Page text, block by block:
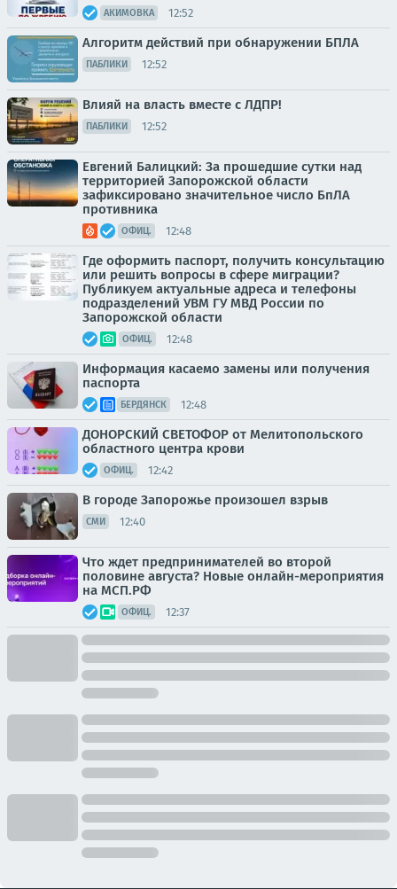
АКИМОВКА 12:52
Алгоритм действий при обнаружении БПЛА
ПАБЛИКИ 12:52
Влияй на власть вместе с ЛДПР!
ПАБЛИКИ 12:52
Евгений Балицкий: За прошедшие сутки над
территорией Запорожской области
зафиксировано значительное число БпЛА
противника
ОФИЦ. 12:48
Где оформить паспорт, получить консультацию
или решить вопросы в сфере миграции?
Публикуем актуальные адреса и телефоны
подразделений УВМ ГУ МВД России по
Запорожской области
ОФИЦ. 12:48
Информация касаемо замены или получения
паспорта
БЕРДЯНСК 12:48
ДОНОРСКИЙ СВЕТОФОР от Мелитопольского
областного центра крови
ОФИЦ. 12:42
В городе Запорожье произошел взрыв
СМИ 12:40
Что ждет предпринимателей во второй
половине августа? Новые онлайн-мероприятия
на МСП.РФ
ОФИЦ. 12:37